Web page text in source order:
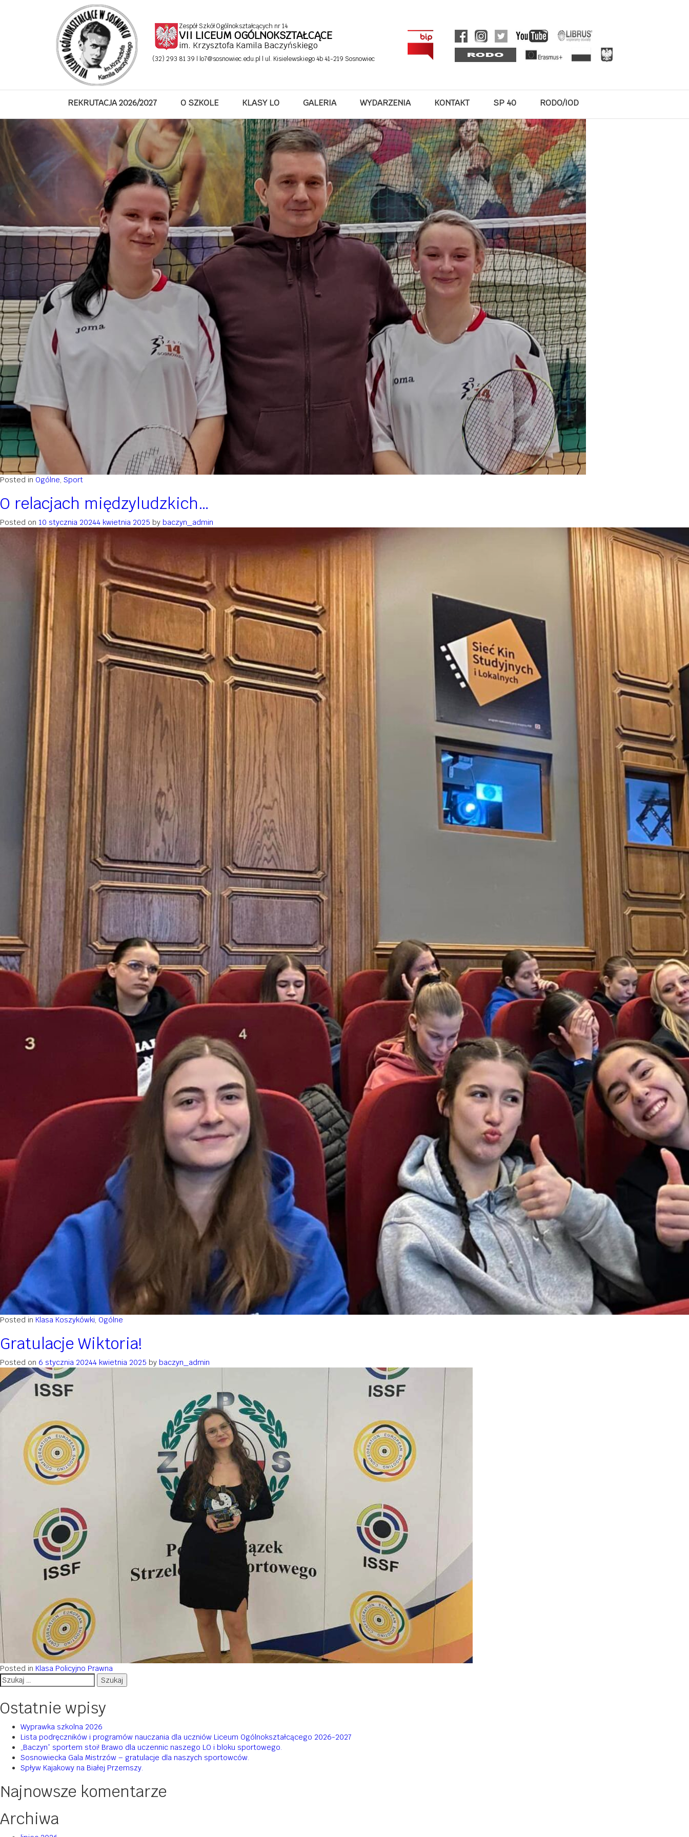
Zespół Szkół Ogólnokształcących nr 14
VII LICEUM OGÓLNOKSZTAŁCĄCE
im. Krzysztofa Kamila Baczyńskiego
(32) 293 81 39 | lo7@sosnowiec.edu.pl | ul. Kisielewskiego 4b 41-219 Sosnowiec
REKRUTACJA 2026/2027 O SZKOLE KLASY LO GALERIA WYDARZENIA KONTAKT SP 40 RODO/IOD
Miesiąc:styczeń 2024
Mistrzostwo Sosnowca w Badmintonie!
Posted on25 stycznia 20244 kwietnia 2025bybaczyn_admin
Posted in Ogólne, Sport
O relacjach międzyludzkich…
Posted on 10 stycznia 20244 kwietnia 2025 by baczyn_admin
Posted in Klasa Koszykówki, Ogólne
Gratulacje Wiktoria!
Posted on 6 stycznia 20244 kwietnia 2025 by baczyn_admin
Posted in Klasa Policyjno Prawna
Szukaj:
Ostatnie wpisy
Wyprawka szkolna 2026
Lista podręczników i programów nauczania dla uczniów Liceum Ogólnokształcącego 2026-2027
„Baczyn” sportem stoi! Brawo dla uczennic naszego LO i bloku sportowego.
Sosnowiecka Gala Mistrzów – gratulacje dla naszych sportowców.
Spływ Kajakowy na Białej Przemszy.
Najnowsze komentarze
Archiwa